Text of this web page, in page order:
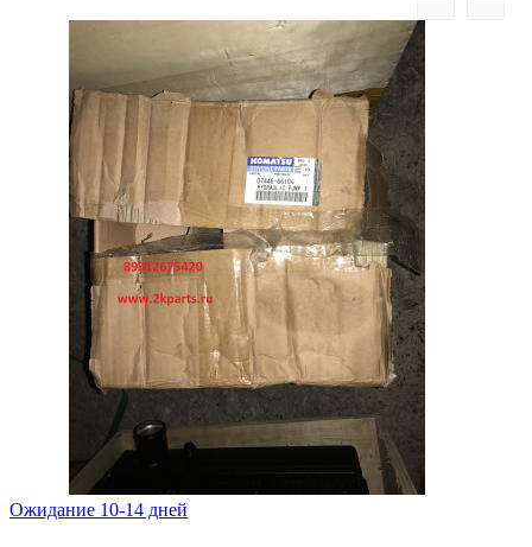
Ожидание 10-14 дней